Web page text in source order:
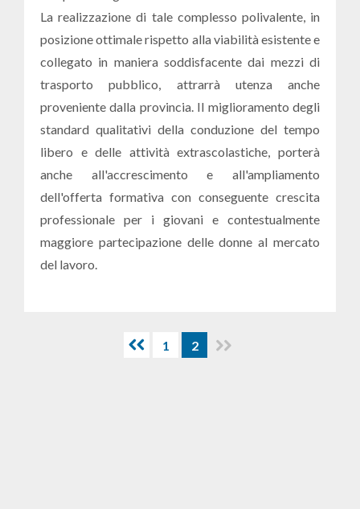
La realizzazione di tale complesso polivalente, in
posizione ottimale rispetto alla viabilità esistente e
collegato in maniera soddisfacente dai mezzi di
trasporto pubblico, attrarrà utenza anche
proveniente dalla provincia. Il miglioramento degli
standard qualitativi della conduzione del tempo
libero e delle attività extrascolastiche, porterà
anche all'accrescimento e all'ampliamento
dell'offerta formativa con conseguente crescita
professionale per i giovani e contestualmente
maggiore partecipazione delle donne al mercato
del lavoro.
1 2